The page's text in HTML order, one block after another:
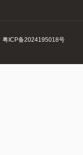
粤ICP备2024195018号